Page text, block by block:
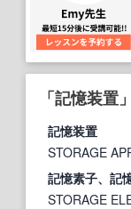
「記憶装置
記憶装置
STORAGE
記憶素子、 記
STORAGE